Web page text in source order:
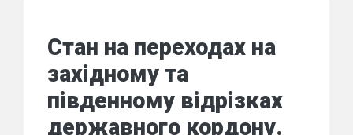
Стан на переходах на
західному та
південному відрізках
державного кордону.